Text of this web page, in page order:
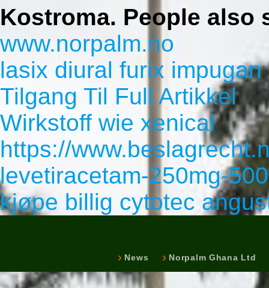
Kostroma. People also
www.norpalm.no
lasix diural furix
Tilgang Til Full Artikkel
Wirkstoff wie xenical
https://
levetiracetam-250mg-
kjøpe billig cytotec
News Norpalm Ghana Ltd